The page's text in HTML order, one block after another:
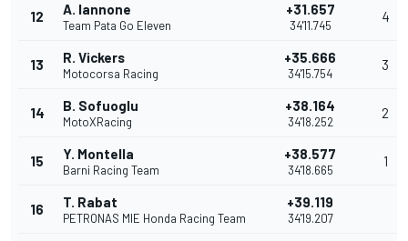
12 A. Iannone
Team Pata Go Eleven
+31.657
34'11.745
4
13 R. Vickers
Motocorsa Racing
+35.666
34'15.754
3
14 B. Sofuoglu
MotoXRacing
+38.164
34'18.252
2
15 Y. Montella
Barni Racing Team
+38.577
34'18.665
1
16 T. Rabat
PETRONAS MIE Honda Racing Team
+39.119
34'19.207